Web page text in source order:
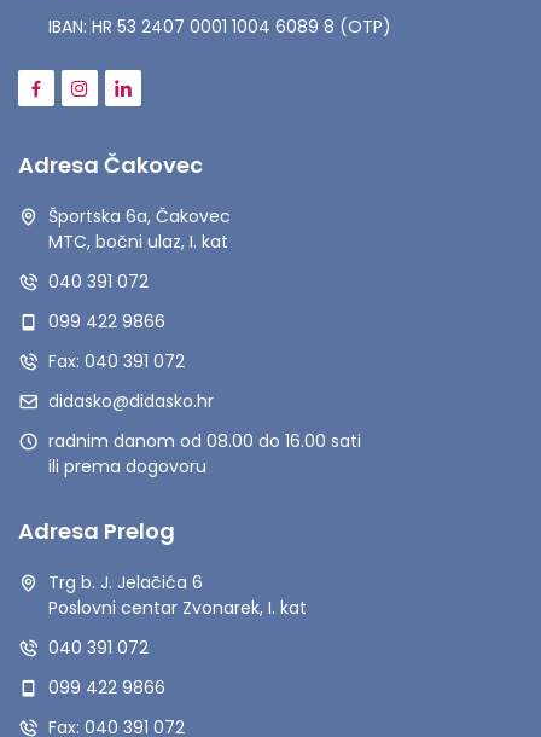
IBAN: HR 53 2407 0001 1004 6089 8 (OTP)
Adresa Čakovec
Športska 6a, Čakovec
MTC, bočni ulaz, I. kat
040 391 072
099 422 9866
Fax: 040 391 072
didasko@didasko.hr
radnim danom od 08.00 do 16.00 sati
ili prema dogovoru
Adresa Prelog
Trg b. J. Jelačića 6
Poslovni centar Zvonarek, I. kat
040 391 072
099 422 9866
Fax: 040 391 072